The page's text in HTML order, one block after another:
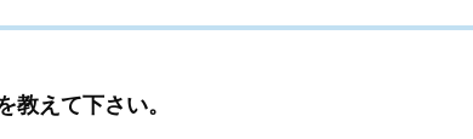
教えて下さい。